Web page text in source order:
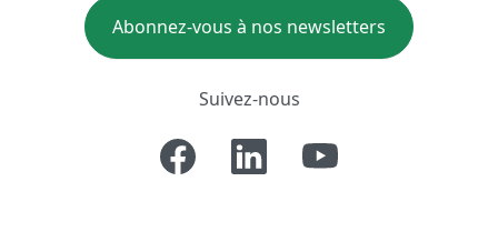
Abonnez-vous à nos newsletters
Suivez-nous